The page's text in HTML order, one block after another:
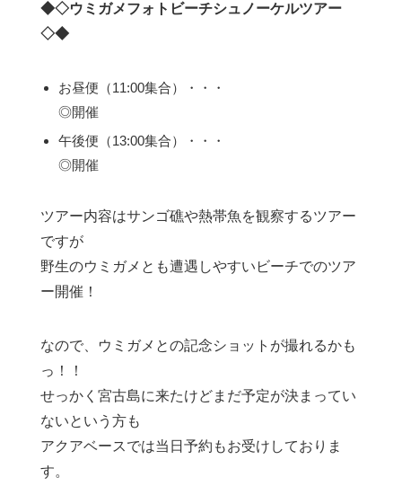
◆◇ウミガメフォトビーチシュノーケルツアー
◇◆
お昼便（11:00集合）・・・
◎開催
午後便（13:00集合）・・・
◎開催
ツアー内容はサンゴ礁や熱帯魚を観察するツアー
ですが
野生のウミガメとも遭遇しやすいビーチでのツア
ー開催！
なので、ウミガメとの記念ショットが撮れるかも
っ！！
せっかく宮古島に来たけどまだ予定が決まってい
ないという方も
アクアベースでは当日予約もお受けしておりま
す。